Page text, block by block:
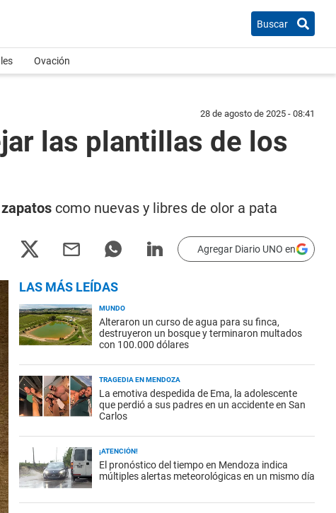
Buscar
Ovación
28 de agosto de 2025 - 08:41
las plantillas de los
zapatos como nuevas y libres de olor a pata
Agregar Diario UNO en
LAS MÁS LEÍDAS
MUNDO
Alteraron un curso de agua para su finca,
destruyeron un bosque y terminaron multados
con 100.000 dólares
TRAGEDIA EN MENDOZA
La emotiva despedida de Ema, la adolescente
que perdió a sus padres en un accidente en San
Carlos
¡ATENCIÓN!
El pronóstico del tiempo en Mendoza indica
múltiples alertas meteorológicas en un mismo día